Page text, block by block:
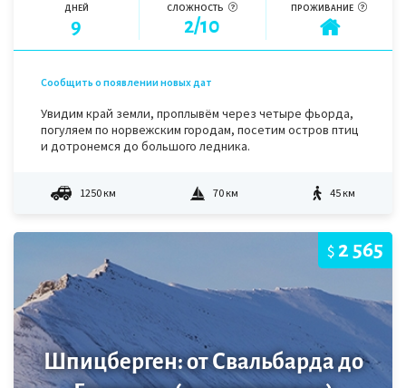
ДНЕЙ
9
СЛОЖНОСТЬ
2/10
ПРОЖИВАНИЕ
Сообщить о появлении новых дат
Увидим край земли, проплывём через четыре фьорда,
погуляем по норвежским городам, посетим остров птиц
и дотронемся до большого ледника.
1250 км 70 км 45 км
Шпицберген: от Свальбарда до
$ 2 565